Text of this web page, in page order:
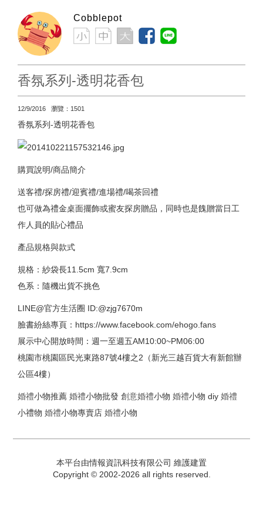
Cobblepot
香氛系列-透明花香包
12/9/2016 瀏覽：1501
香氛系列-透明花香包
購買說明/商品簡介
送客禮/探房禮/迎賓禮/進場禮/喝茶回禮
也可做為禮金桌面擺飾或蜜友探房贈品，同時也是餽贈當日工
作人員的貼心禮品
產品規格與款式
規格：紗袋長11.5cm 寬7.9cm
色系：隨機出貨不挑色
LINE@官方生活圈 ID:@zjg7670m
臉書紛絲專頁：https://www.facebook.com/ehogo.fans
展示中心開放時間：週一至週五AM10:00~PM06:00
桃園市桃園區民光東路87號4樓之2（新光三越百貨大有新館辦
公區4樓）
婚禮小物推薦 婚禮小物批發 創意婚禮小物 婚禮小物 diy 婚禮
小禮物 婚禮小物專賣店 婚禮小物
本平台由情報資訊科技有限公司 維護建置
Copyright © 2002-2026 all rights reserved.